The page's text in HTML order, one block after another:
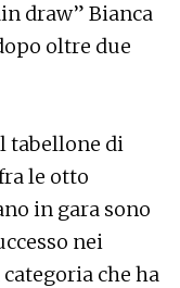
draw” Bianca
oltre due
tabellone di
le otto
in gara sono
nei
che ha